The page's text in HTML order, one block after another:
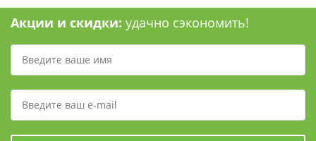
Акции и скидки: удачно сэкономить!